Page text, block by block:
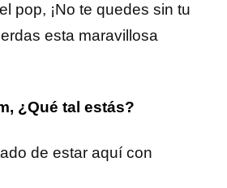
pop, ¡No te quedes sin tu
esta maravillosa
¿Qué tal estás?
de estar aquí con